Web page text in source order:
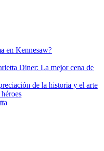
en Kennesaw?
Diner: La mejor cena de
de la historia y el arte